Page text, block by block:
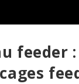
feeder
cages